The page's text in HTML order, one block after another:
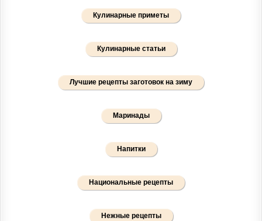
Кулинарные приметы
Кулинарные статьи
Лучшие рецепты заготовок на зиму
Маринады
Напитки
Национальные рецепты
Нежные рецепты